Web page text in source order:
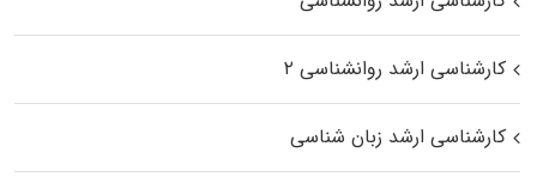
کارشناسی ارشد روانشناسی ۲
کارشناسی ارشد زبان شناسی